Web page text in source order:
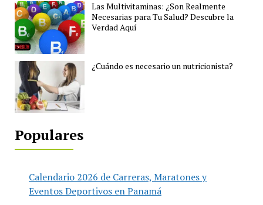
Las Multivitaminas: ¿Son Realmente
Necesarias para Tu Salud? Descubre la
Verdad Aquí
¿Cuándo es necesario un nutricionista?
Populares
Calendario 2026 de Carreras, Maratones y
Eventos Deportivos en Panamá